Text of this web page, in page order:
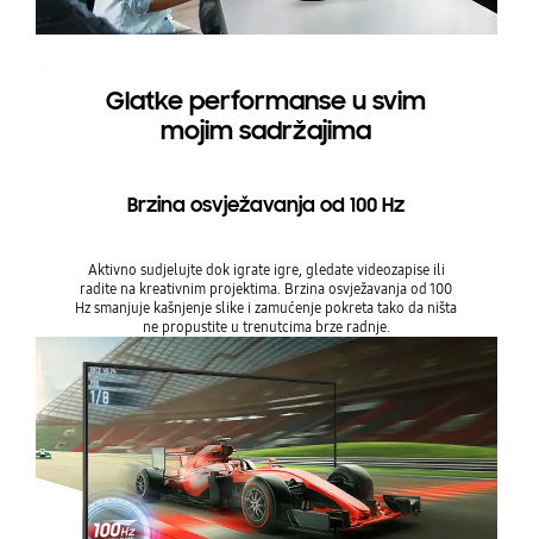
Glatke performanse u svim
mojim sadržajima
Brzina osvježavanja od 100 Hz
Aktivno sudjelujte dok igrate igre, gledate videozapise ili
radite na kreativnim projektima. Brzina osvježavanja od 100
Hz smanjuje kašnjenje slike i zamućenje pokreta tako da ništa
ne propustite u trenutcima brze radnje.